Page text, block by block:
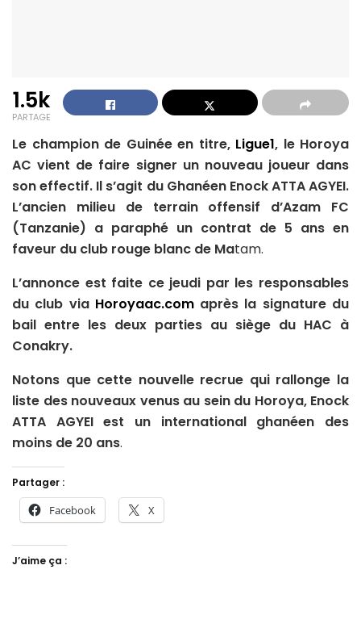
1.5k
PARTAGE
Le champion de Guinée en titre, Ligue1, le Horoya
AC vient de faire signer un nouveau joueur dans
son effectif. Il s’agit du Ghanéen Enock ATTA AGYEI.
L’ancien milieu de terrain offensif d’Azam FC
(Tanzanie) a paraphé un contrat de 5 ans en
faveur du club rouge blanc de Matam.
L’annonce est faite ce jeudi par les responsables
du club via Horoyaac.comaprès la signature du
bail entre les deux parties au siège du HAC à
Conakry.
Notons que cette nouvelle recrue qui rallonge la
liste des nouveaux venus au sein du Horoya, Enock
ATTA AGYEI est un international ghanéen des
moins de 20 ans.
Partager :
Facebook X
J’aime ça :